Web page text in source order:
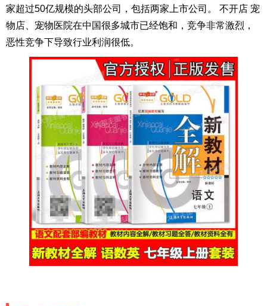
家超过50亿规模的头部公司，包括两家上市公司。 不开店 宠
物店、宠物医院在中国很多城市已经饱和，竞争非常激烈，
恶性竞争下导致行业利润很低。